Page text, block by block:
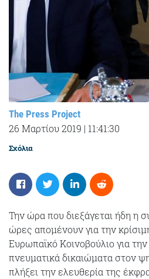
The Press Project
26 Μαρτίου 2019 | 11:41:30
Σχόλια
Την ώρα που διεξάγεται ήδη η
ώρες απομένουν για την
Ευρωπαϊκό Κοινοβούλιο για την
πνευματικά δικαιώματα στον
πλήξει την ελευθερία της